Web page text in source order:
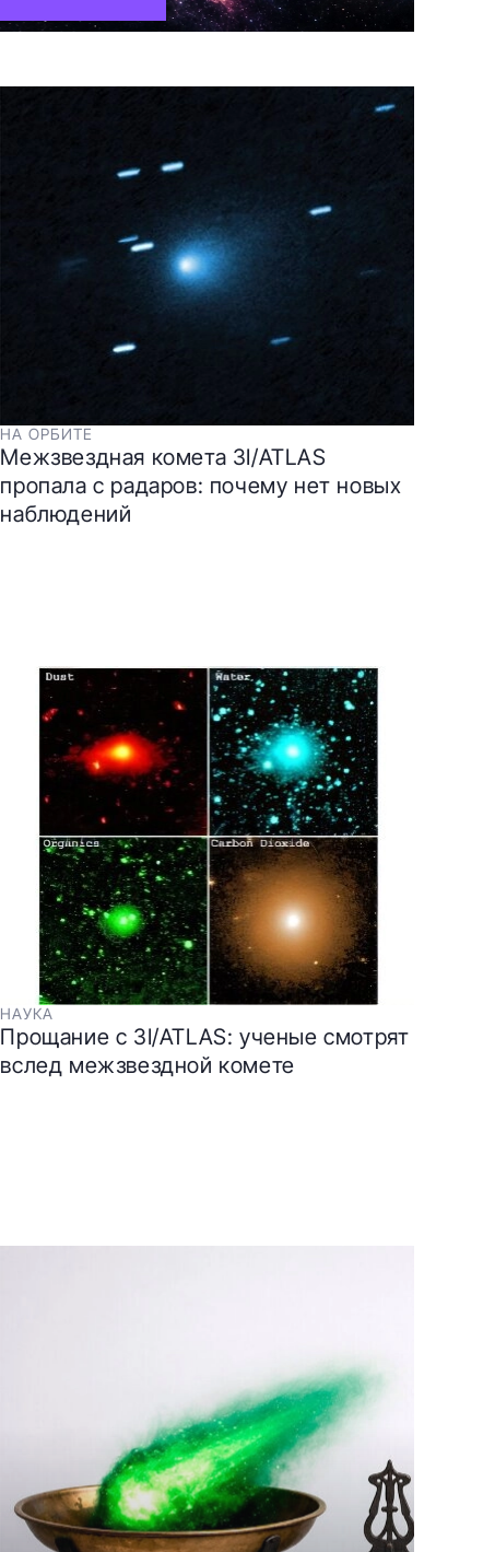
НА ОРБИТЕ
Межзвездная комета 3I/ATLAS
пропала с радаров: почему нет новых
наблюдений
НАУКА
Прощание с 3I/ATLAS: ученые смотрят
вслед межзвездной комете